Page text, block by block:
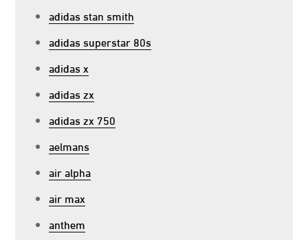
adidas stan smith
adidas superstar 80s
adidas x
adidas zx
adidas zx 750
aelmans
air alpha
air max
anthem